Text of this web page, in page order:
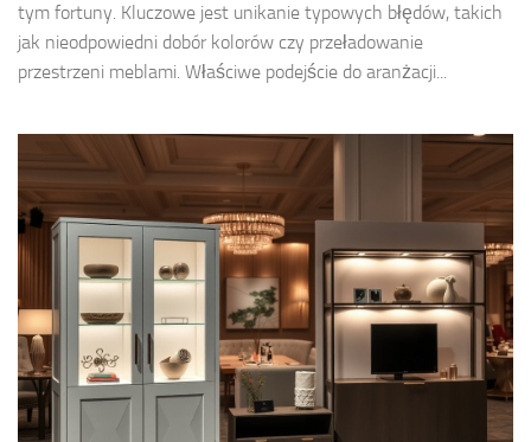
tym fortuny. Kluczowe jest unikanie typowych błędów, takich
jak nieodpowiedni dobór kolorów czy przeładowanie
przestrzeni meblami. Właściwe podejście do aranżacji...